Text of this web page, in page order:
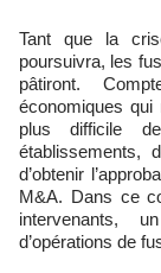
Tant que la crise de la dette souveraine européenne se
poursuivra, les
pâtiront.
économiques
plus difficile
établissements,
d’obtenir
M&A. Dans ce
intervenants,
d’opérations de